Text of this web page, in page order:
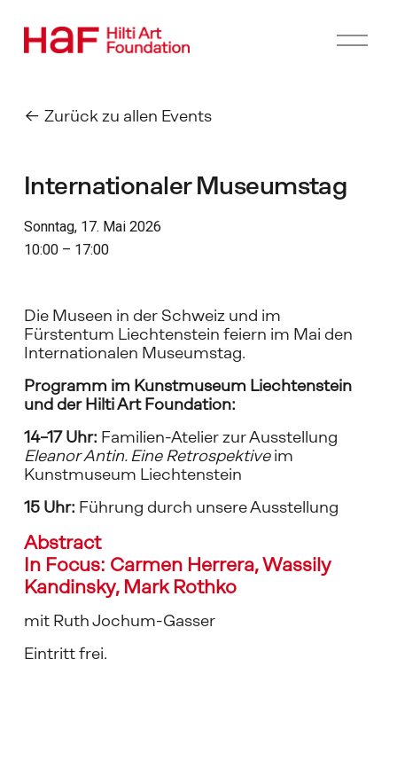
M
Zurück zu allen Events
Internationaler Museumstag
Sonntag, 17. Mai 2026
10:00
17:00
Die Museen in der Schweiz und im
Fürstentum Liechtenstein feiern im Mai den
Internationalen Museumstag.
Programm im Kunstmuseum Liechtenstein
und der Hilti Art Foundation:
14–17 Uhr:
Eleanor Antin. Eine Retrospektive im
Kunstmuseum Liechtenstein
15 Uhr: Führung durch unsere Ausstellung
Abstract
In Focus: Carmen Herrera, Wassily
Kandinsky, Mark Rothko
mit Ruth Jochum-Gasser
Eintritt frei.